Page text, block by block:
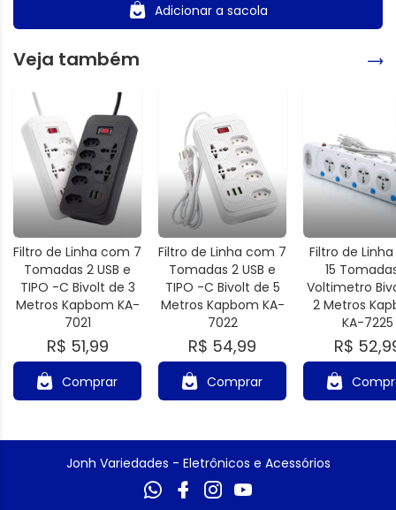
Adicionar a sacola
Veja também
Filtro de Linha com 7
Tomadas 2 USB e
TIPO -C Bivolt de 3
Metros Kapbom KA-
7021
R$ 51,99
Comprar
Filtro de Linha com 7
Tomadas 2 USB e
TIPO -C Bivolt de 5
Metros Kapbom KA-
7022
R$ 54,99
Comprar
Filtro de
15
Voltimetro
2 Metros
KA-7225
R$
Jonh Variedades - Eletrônicos e Acessórios